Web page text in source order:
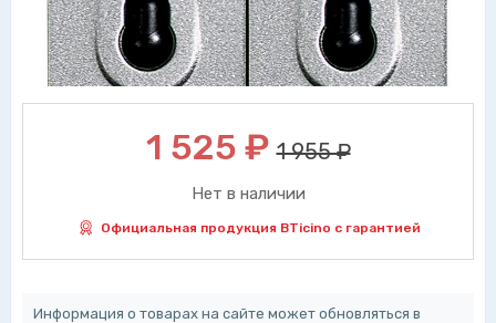
1 525 ₽ 1 955 ₽
Нет в наличии
Официальная продукция BTicino с гарантией
Информация о товарах на сайте может обновляться в